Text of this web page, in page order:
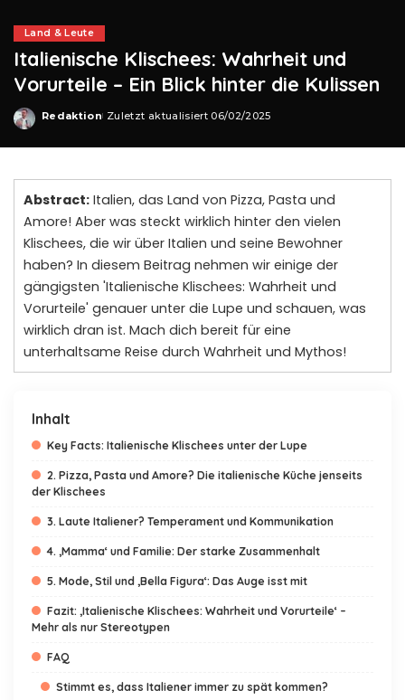
Land & Leute
Italienische Klischees: Wahrheit und
Vorurteile – Ein Blick hinter die Kulissen
Posted
Redaktion Zuletzt aktualisiert 06/02/2025
Abstract: Italien, das Land von Pizza, Pasta und
Amore! Aber was steckt wirklich hinter den vielen
Klischees, die wir über Italien und seine Bewohner
haben? In diesem Beitrag nehmen wir einige der
gängigsten 'Italienische Klischees: Wahrheit und
Vorurteile' genauer unter die Lupe und schauen, was
wirklich dran ist. Mach dich bereit für eine
unterhaltsame Reise durch Wahrheit und Mythos!
Inhalt
Key Facts: Italienische Klischees unter der Lupe
2. Pizza, Pasta und Amore? Die italienische Küche jenseits
der Klischees
3. Laute Italiener? Temperament und Kommunikation
4. ‚Mamma‘ und Familie: Der starke Zusammenhalt
5. Mode, Stil und ‚Bella Figura‘: Das Auge isst mit
Fazit: ‚Italienische Klischees: Wahrheit und Vorurteile‘ –
Mehr als nur Stereotypen
FAQ
Stimmt es, dass Italiener immer zu spät kommen?